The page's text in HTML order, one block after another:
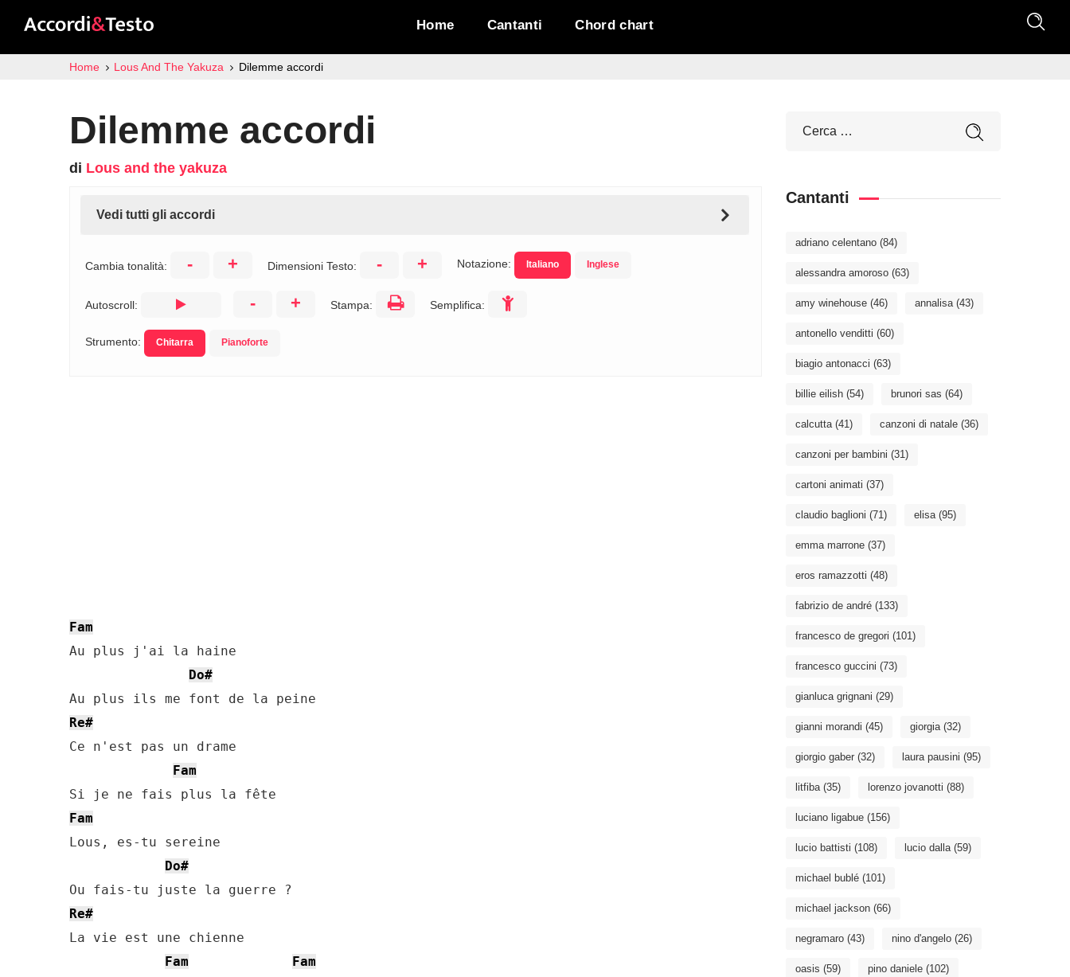
Home Cantanti Chord chart
Home Lous And The Yakuza Dilemme accordi
Dilemme accordi
di Lous and the yakuza
Vedi tutti gli accordi
Cambia tonalità: - + Dimensioni Testo: - + Notazione: Italiano Inglese
Autoscroll: - + Stampa: Semplifica:
Strumento: Chitarra Pianoforte
Fam
Au plus j'ai la haine
Do#
Re#
Ce n'est pas un drame
Fam
Fam
Lous, es-tu sereine
Do#
Re#
La vie est une chienne
Fam
Fam
Cantanti
adriano celentano (84)
alessandra amoroso (63)
amy winehouse (46) annalisa(43)
antonello venditti (60)
biagio antonacci (63)
billie eilish (54) brunori sas (64)
calcutta(41) canzoni di natale (36)
canzoni per bambini (31)
cartoni animati (37)
claudio baglioni (71) elisa(95)
emma marrone (37)
eros ramazzotti (48)
fabrizio de andré (133)
francesco de gregori (101)
francesco guccini (73)
gianluca grignani (29)
gianni morandi (45) giorgia(32)
giorgio gaber (32) laura pausini (95)
litfiba(35) lorenzo jovanotti (88)
luciano ligabue (156)
lucio battisti (108) lucio dalla(59)
michael bublé (101)
michael jackson (66)
negramaro (43) nino d'angelo (26)
oasis (59) pino daniele (102)